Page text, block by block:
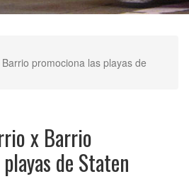
promociona las playas de
x Barrio
de Staten